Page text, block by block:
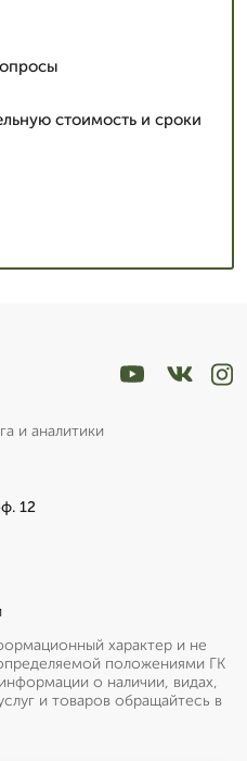
стоимость и сроки
и аналитики
12
характер и не
положениями ГК
о наличии, видах,
и товаров обращайтесь в